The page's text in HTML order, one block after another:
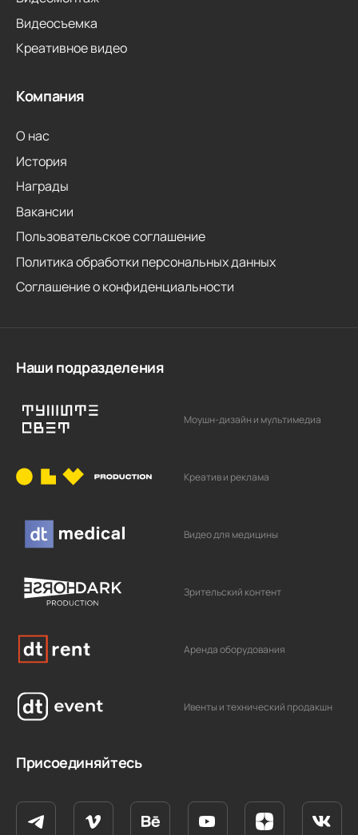
Видеосъемка
Креативное видео
Компания
О нас
История
Награды
Вакансии
Пользовательское соглашение
Политика обработки персональных данных
Соглашение о конфиденциальности
Наши подразделения
Моушн-дизайн и мультимедиа
Креатив и реклама
Видео для медицины
Зрительский контент
Аренда оборудования
Ивенты и технический продакшн
Присоединяйтесь